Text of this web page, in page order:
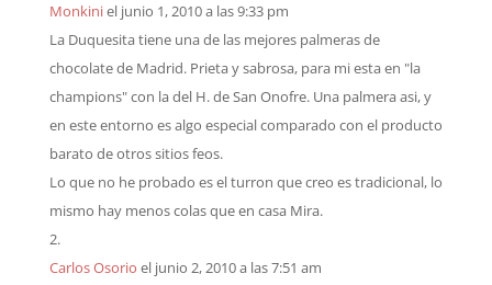
Monkiniel junio 1, 2010 a las 9:33 pm
La Duquesita tiene una de las mejores palmeras de
chocolate de Madrid. Prieta y sabrosa, para mi esta en "la
champions" con la del H. de San Onofre. Una palmera asi, y
en este entorno es algo especial comparado con el producto
barato de otros sitios feos.
Lo que no he probado es el turron que creo es tradicional, lo
mismo hay menos colas que en casa Mira.
Carlos Osorio el junio 2, 2010 a las 7:51 am